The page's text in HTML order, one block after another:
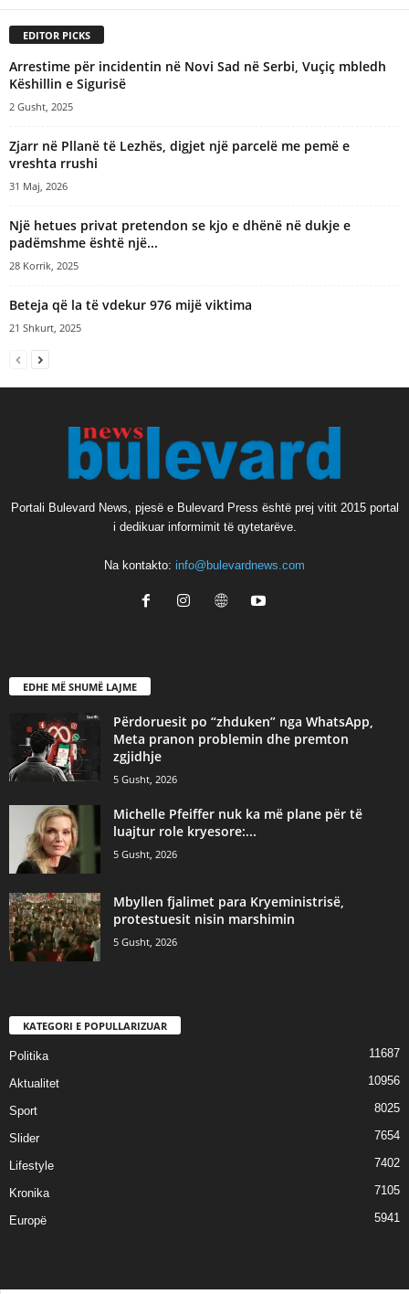
EDITOR PICKS
Arrestime për incidentin në Novi Sad në Serbi, Vuçiç mbledh
Këshillin e Sigurisë
2 Gusht, 2025
Zjarr në Pllanë të Lezhës, digjet një parcelë me pemë e
vreshta rrushi
31 Maj, 2026
Një hetues privat pretendon se kjo e dhënë në dukje e
padëmshme është një...
28 Korrik, 2025
​Beteja që la të vdekur 976 mijë viktima
21 Shkurt, 2025
Portali Bulevard News, pjesë e Bulevard Press është prej vitit 2015 portal
i dedikuar informimit të qytetarëve.
Na kontakto: info@bulevardnews.com
EDHE MË SHUMË LAJME
Përdoruesit po “zhduken” nga WhatsApp,
Meta pranon problemin dhe premton
zgjidhje
5 Gusht, 2026
Michelle Pfeiffer nuk ka më plane për të
luajtur role kryesore:...
5 Gusht, 2026
Mbyllen fjalimet para Kryeministrisë,
protestuesit nisin marshimin
5 Gusht, 2026
KATEGORI E POPULLARIZUAR
Politika 11687
Aktualitet 10956
Sport 8025
Slider 7654
Lifestyle 7402
Kronika 7105
Europë 5941